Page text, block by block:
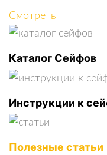
Смотреть
Каталог Сейфов
Инструкции к
Полезные статьи